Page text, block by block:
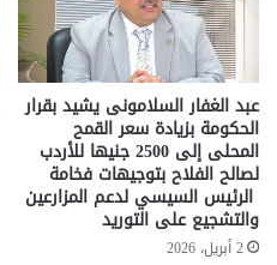
عبد الغفار السلامونى يشيد بقرار
الحكومة بزيادة سعر القمح
المحلى إلى 2500 جنيها للأردب
لصالح الفلاح بتوجيهات فخامة
الرئيس السيسي لدعم المزارعين
والتشجيع على التوريد
2 أبريل، 2026